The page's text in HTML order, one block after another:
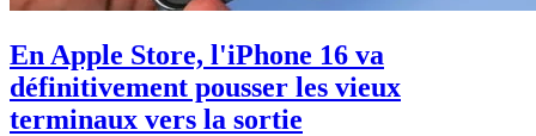
En Apple Store, l'iPhone 16 va
définitivement pousser les vieux
terminaux vers la sortie